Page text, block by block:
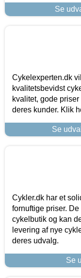
Se
Cykelexperten.dk
kvalitetsbevidst
kvalitet, gode
deres kunder. Klik
Se
Cykler.dk har et
fornuftige priser.
cykelbutik og kan
levering af nye
deres udvalg.
Se